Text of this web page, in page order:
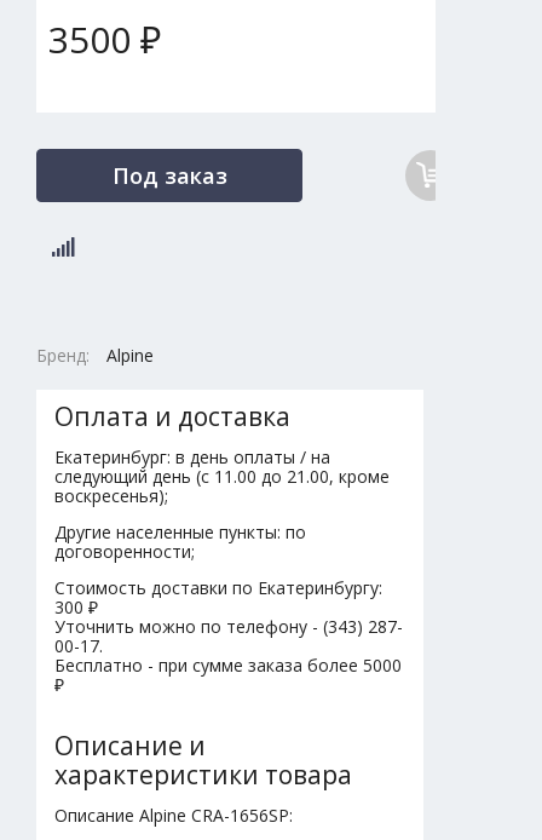
3500 ₽
Под заказ
Бренд: Alpine
Оплата и доставка
Екатеринбург: в день оплаты / на
следующий день (с 11.00 до 21.00, кроме
воскресенья);
Другие населенные пункты: по
договоренности;
Стоимость доставки по Екатеринбургу:
300 ₽
Уточнить можно по телефону - (343) 287-
00-17.
Бесплатно - при сумме заказа более 5000
₽
Описание и
характеристики товара
Описание Alpine CRA-1656SP: